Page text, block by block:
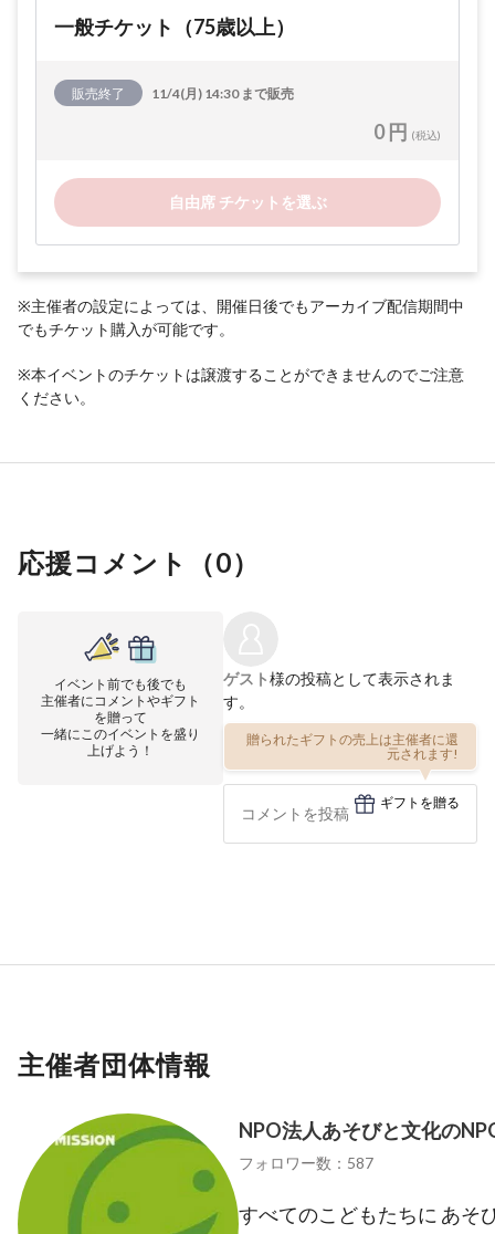
一般チケット（75歳以上）
販売終了 11/4(月) 14:30 まで販売
0 円 (税込)
自由席 チケットを選ぶ
※主催者の設定によっては、開催日後でもアーカイブ配信期間中
でもチケット購入が可能です。
※本イベントのチケットは譲渡することができませんのでご注意
ください。
応援コメント（0）
イベント前でも後でも
主催者にコメントやギフト
を贈って
一緒にこのイベントを盛り
上げよう！
ゲスト様の投稿として表示されま
す。
贈られたギフトの売上は主催者に還
元されます!
ギフトを贈る
主催者団体情報
NPO法人あそびと文化の
フォロワー数：587
すべてのこどもたちに あそ